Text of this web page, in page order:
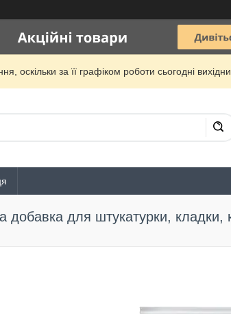
оскільки за її графіком роботи сьогодні
добавка для штукатурки, кладки,